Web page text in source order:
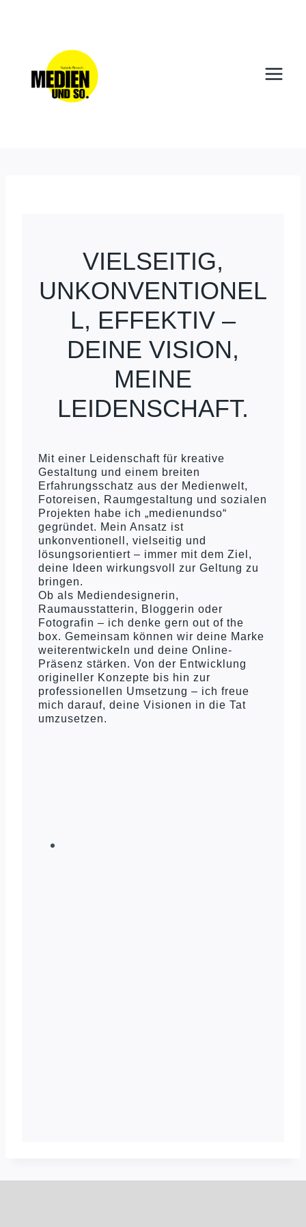
VIELSEITIG,
UNKONVENTIONEL
L, EFFEKTIV –
DEINE VISION,
MEINE
LEIDENSCHAFT.
Mit einer Leidenschaft für kreative
Gestaltung und einem breiten
Erfahrungsschatz aus der Medienwelt,
Fotoreisen, Raumgestaltung und sozialen
Projekten habe ich „medienundso“
gegründet. Mein Ansatz ist
unkonventionell, vielseitig und
lösungsorientiert – immer mit dem Ziel,
deine Ideen wirkungsvoll zur Geltung zu
bringen.
Ob als Mediendesignerin,
Raumausstatterin, Bloggerin oder
Fotografin – ich denke gern out of the
box. Gemeinsam können wir deine Marke
weiterentwickeln und deine Online-
Präsenz stärken. Von der Entwicklung
origineller Konzepte bis hin zur
professionellen Umsetzung – ich freue
mich darauf, deine Visionen in die Tat
umzusetzen.